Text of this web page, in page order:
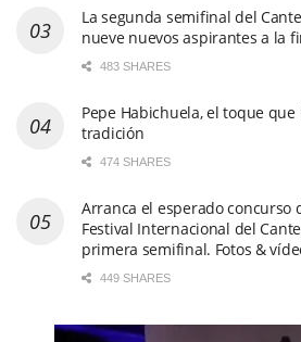
La segunda semifinal del
nueve nuevos aspirantes a la
483 SHARES
Pepe Habichuela, el toque
tradición
474 SHARES
Arranca el esperado concurso
Festival Internacional del
primera semifinal. Fotos &
449 SHARES